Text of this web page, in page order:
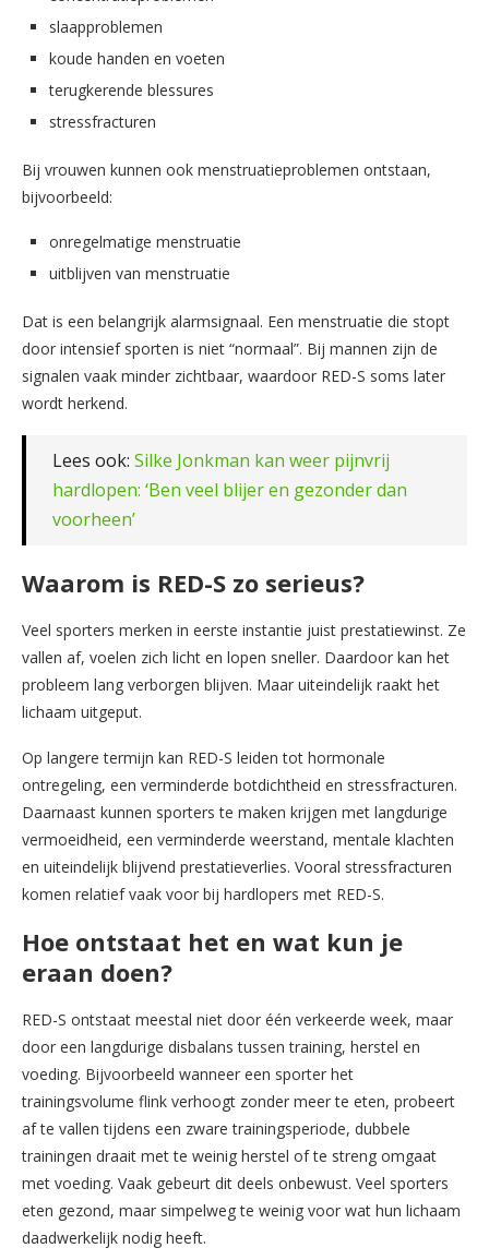
slaapproblemen
koude handen en voeten
terugkerende blessures
stressfracturen
Bij vrouwen kunnen ook menstruatieproblemen ontstaan,
bijvoorbeeld:
onregelmatige menstruatie
uitblijven van menstruatie
Dat is een belangrijk alarmsignaal. Een menstruatie die stopt
door intensief sporten is niet “normaal”. Bij mannen zijn de
signalen vaak minder zichtbaar, waardoor RED-S soms later
wordt herkend.
Lees ook: Silke Jonkman kan weer pijnvrij
hardlopen: ‘Ben veel blijer en gezonder dan
voorheen’
Waarom is RED-S zo serieus?
Veel sporters merken in eerste instantie juist prestatiewinst. Ze
vallen af, voelen zich licht en lopen sneller. Daardoor kan het
probleem lang verborgen blijven. Maar uiteindelijk raakt het
lichaam uitgeput.
Op langere termijn kan RED-S leiden tot hormonale
ontregeling, een verminderde botdichtheid en stressfracturen.
Daarnaast kunnen sporters te maken krijgen met langdurige
vermoeidheid, een verminderde weerstand, mentale klachten
en uiteindelijk blijvend prestatieverlies. Vooral stressfracturen
komen relatief vaak voor bij hardlopers met RED-S.
Hoe ontstaat het en wat kun je
eraan doen?
RED-S ontstaat meestal niet door één verkeerde week, maar
door een langdurige disbalans tussen training, herstel en
voeding. Bijvoorbeeld wanneer een sporter het
trainingsvolume flink verhoogt zonder meer te eten, probeert
af te vallen tijdens een zware trainingsperiode, dubbele
trainingen draait met te weinig herstel of te streng omgaat
met voeding. Vaak gebeurt dit deels onbewust. Veel sporters
eten gezond, maar simpelweg te weinig voor wat hun lichaam
daadwerkelijk nodig heeft.